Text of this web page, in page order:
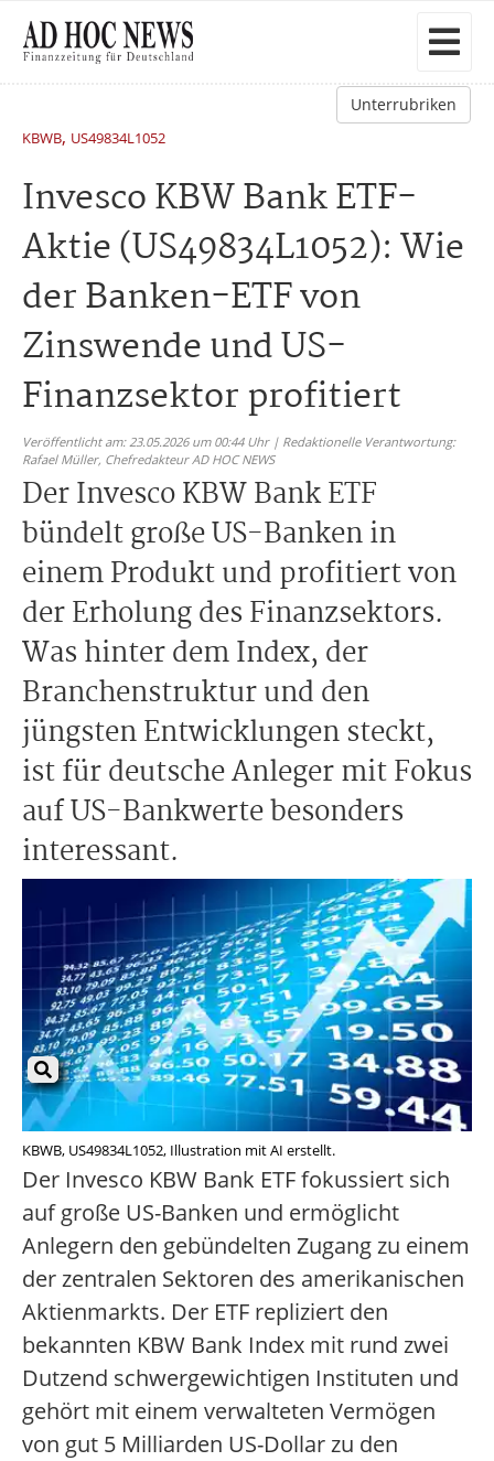
Unterrubriken
KBWB, US49834L1052
Invesco KBW Bank ETF-
Aktie (US49834L1052): Wie
der Banken-ETF von
Zinswende und US-
Finanzsektor profitiert
Veröffentlicht am: 23.05.2026 um 00:44 Uhr | Redaktionelle Verantwortung:
Rafael Müller, Chefredakteur AD HOC NEWS
Der Invesco KBW Bank ETF
bündelt große US-Banken in
einem Produkt und profitiert von
der Erholung des Finanzsektors.
Was hinter dem Index, der
Branchenstruktur und den
jüngsten Entwicklungen steckt,
ist für deutsche Anleger mit Fokus
auf US-Bankwerte besonders
interessant.
KBWB, US49834L1052, Illustration mit AI erstellt.
Der Invesco KBW Bank ETF fokussiert sich
auf große US-Banken und ermöglicht
Anlegern den gebündelten Zugang zu einem
der zentralen Sektoren des amerikanischen
Aktienmarkts. Der ETF repliziert den
bekannten KBW Bank Index mit rund zwei
Dutzend schwergewichtigen Instituten und
gehört mit einem verwalteten Vermögen
von gut 5 Milliarden US-Dollar zu den